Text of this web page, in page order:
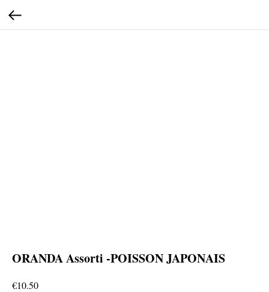
ORANDA Assorti -POISSON JAPONAIS
€10.50